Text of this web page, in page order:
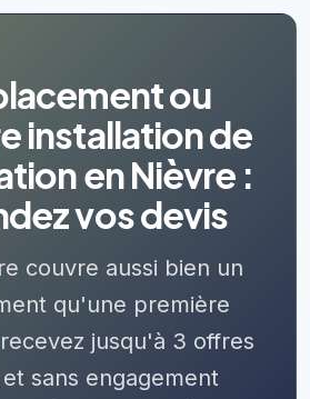
ou
installation de
en Nièvre :
vos devis
couvre aussi bien un
qu'une première
jusqu'à 3 offres
sans engagement